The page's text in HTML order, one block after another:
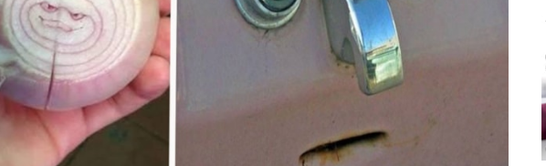
Çoğu zaman nesnelere baktığımızda onları insan yüzü
gibi algılarız. Peki, nesnelere baktığımızda neden insan
yüzü görmemizin bilimsel nedeni nedir?